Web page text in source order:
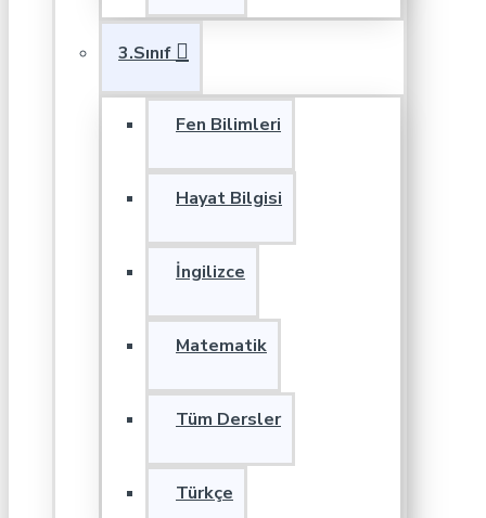
3.Sınıf
Fen Bilimleri
Hayat Bilgisi
İngilizce
Matematik
Tüm Dersler
Türkçe